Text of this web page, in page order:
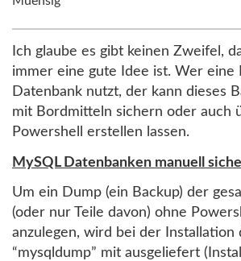
Ich glaube es gibt keinen Zweifel,
immer eine gute Idee ist. Wer eine
Datenbank nutzt, der kann dieses
mit Bordmitteln sichern oder auch
Powershell erstellen lassen.
MySQL Datenbanken manuell
Um ein Dump (ein Backup) der
(oder nur Teile davon) ohne
anzulegen, wird bei der Installation
“mysqldump” mit ausgeliefert